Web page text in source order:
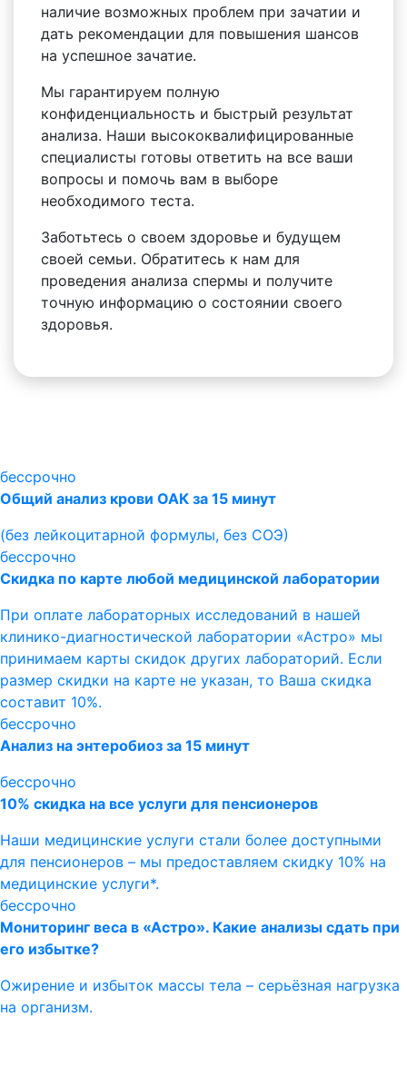
наличие возможных проблем при зачатии и
дать рекомендации для повышения шансов
на успешное зачатие.
Мы гарантируем полную
конфиденциальность и быстрый результат
анализа. Наши высококвалифицированные
специалисты готовы ответить на все ваши
вопросы и помочь вам в выборе
необходимого теста.
Заботьтесь о своем здоровье и будущем
своей семьи. Обратитесь к нам для
проведения анализа спермы и получите
точную информацию о состоянии своего
здоровья.
бессрочно
Общий анализ крови ОАК за 15 минут
(без лейкоцитарной формулы, без СОЭ)
бессрочно
Скидка по карте любой медицинской лаборатории
При оплате лабораторных исследований в нашей
клинико-диагностической лаборатории «Астро» мы
принимаем карты скидок других лабораторий. Если
размер скидки на карте не указан, то Ваша скидка
составит 10%.
бессрочно
Анализ на энтеробиоз за 15 минут
бессрочно
10% скидка на все услуги для пенсионеров
Наши медицинские услуги стали более доступными
для пенсионеров – мы предоставляем скидку 10% на
медицинские услуги*.
бессрочно
Мониторинг веса в «Астро». Какие анализы сдать при
его избытке?
Ожирение и избыток массы тела – серьёзная нагрузка
на организм.